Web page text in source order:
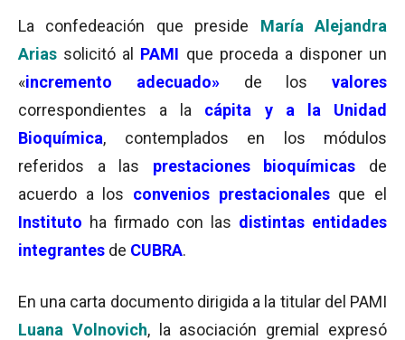
La confedeación que preside María Alejandra
Arias solicitó al PAMI que proceda a disponer un
«incremento adecuado» de los valores
correspondientes a la cápita y a la Unidad
Bioquímica, contemplados en los módulos
referidos a las prestaciones bioquímicas de
acuerdo a los convenios prestacionalesque el
Instituto ha firmado con las distintas entidades
integrantes de CUBRA.
En una carta documento dirigida a la titular del PAMI
Luana Volnovich, la asociación gremial expresó